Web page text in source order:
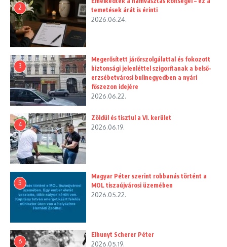
2
temetések árát is érinti
2026.06.24.
3
Megerősített járőrszolgálattal és fokozott
biztonsági jelenléttel szigorítanak a belső-
erzsébetvárosi bulinegyedben a nyári
főszezon idejére
2026.06.22.
4
Zöldül és tisztul a VI. kerület
2026.06.19.
5
Magyar Péter szerint robbanás történt a
MOL tiszaújvárosi üzemében
2026.05.22.
6
Elhunyt Scherer Péter
2026.05.19.